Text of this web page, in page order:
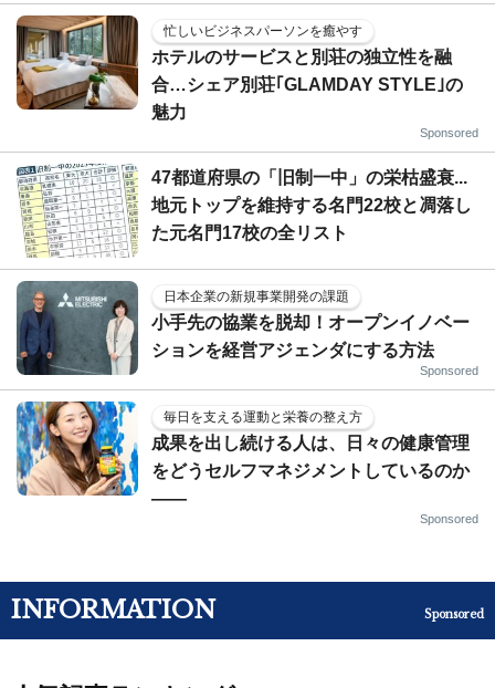
忙しいビジネスパーソンを癒やす
ホテルのサービスと別荘の独立性を融
合…シェア別荘｢GLAMDAY STYLE｣の
魅力
Sponsored
47都道府県の「旧制一中」の栄枯盛衰...
地元トップを維持する名門22校と凋落し
た元名門17校の全リスト
日本企業の新規事業開発の課題
小手先の協業を脱却！オープンイノベー
ションを経営アジェンダにする方法
Sponsored
毎日を支える運動と栄養の整え方
成果を出し続ける人は、日々の健康管理
をどうセルフマネジメントしているのか
——
Sponsored
INFORMATION Sponsored